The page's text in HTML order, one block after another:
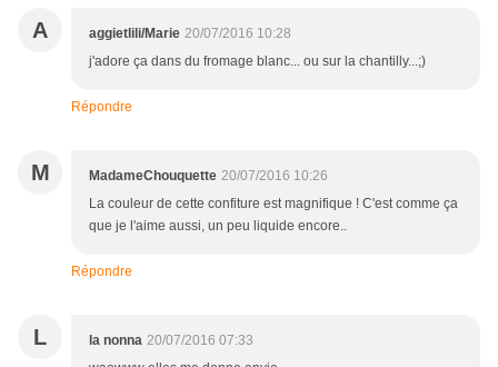
A aggietlili/Marie 20/07/2016 10:28
j'adore ça dans du fromage blanc... ou sur la chantilly...;)
Répondre
M MadameChouquette 20/07/2016 10:26
La couleur de cette confiture est magnifique ! C'est comme ça
que je l'aime aussi, un peu liquide encore..
Répondre
L la nonna 20/07/2016 07:33